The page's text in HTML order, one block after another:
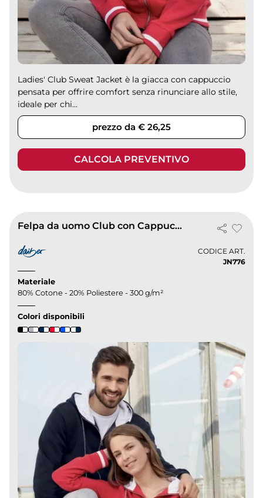
Ladies' Club Sweat Jacket è la giacca con cappuccio
pensata per offrire comfort senza rinunciare allo stile,
ideale per chi...
prezzo da € 26,25
CALCOLA PREVENTIVO
Felpa da uomo Club con Cappuccio, Zip YKK, 300g
CODICE ART.
JN776
Materiale
80% Cotone - 20% Poliestere - 300 g/m²
Colori disponibili